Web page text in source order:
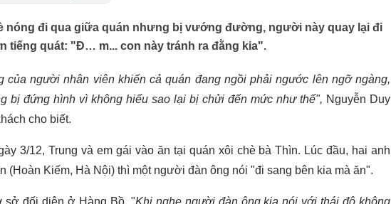
nóng đi qua giữa quán nhưng bị vướng đường, người này quay lại đi
tiếng quát: "Đ… m... con này tránh ra đằng kia".
của người nhân viên khiến cả quán đang ngồi phải ngước lên ngỡ ngàng,
bị đứng hình vì không hiểu sao lại bị chửi đến mức như thế", Nguyễn Duy
cho biết.
3/12, Trung và em gái vào ăn tại quán xôi chè bà Thìn. Lúc đầu, hai anh
(Hoàn Kiếm, Hà Nội) thì một người đàn ông nói "đi sang bên kia mà ăn".
sở đối diện ở Hàng Bồ. "Khi nghe người đàn ông kia nói với thái độ không